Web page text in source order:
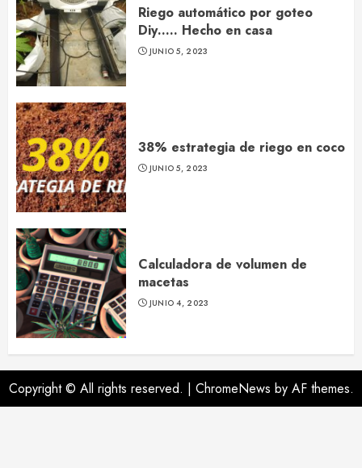
Riego automático por goteo
Diy….. Hecho en casa
JUNIO 5, 2023
38% estrategia de riego en coco
JUNIO 5, 2023
Calculadora de volumen de
macetas
JUNIO 4, 2023
Copyright © All rights reserved. | ChromeNews by AF themes.